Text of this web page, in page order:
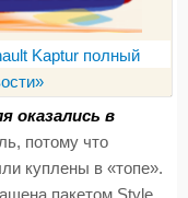
оказались в
потому что
куплены в «топе».